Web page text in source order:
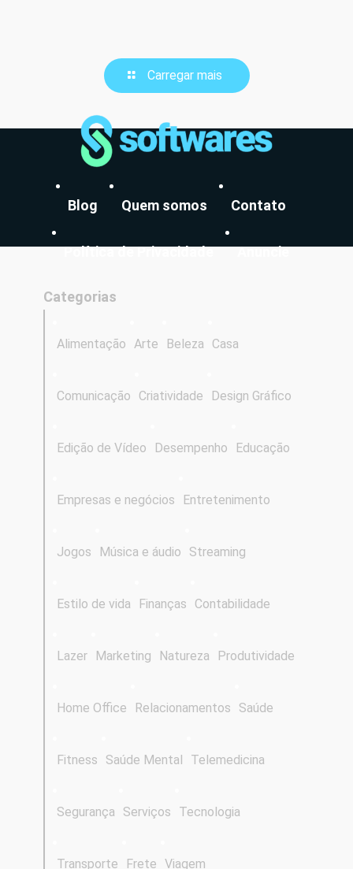
Carregar mais
Blog Quem somos Contato
Política de Privacidade Anuncie
Categorias
Alimentação Arte Beleza Casa
Comunicação Criatividade Design Gráfico
Edição de Vídeo Desempenho Educação
Empresas e negócios Entretenimento
Jogos Música e áudio Streaming
Estilo de vida Finanças Contabilidade
Lazer Marketing Natureza Produtividade
Home Office Relacionamentos Saúde
Fitness Saúde Mental Telemedicina
Segurança Serviços Tecnologia
Transporte Frete Viagem